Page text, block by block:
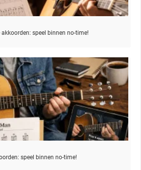
akkoorden: speel binnen no-time!
speel binnen no-time!